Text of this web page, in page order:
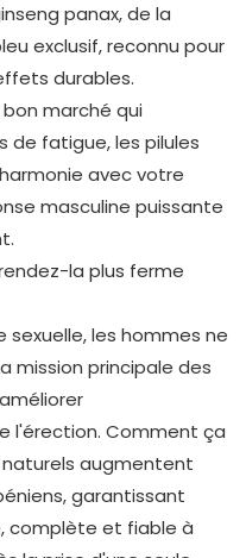
panax, de la
exclusif, reconnu pour
durables.
marché qui
de fatigue, les pilules
avec votre
masculine puissante
la plus ferme
les hommes ne
mission principale des
l'érection. Comment ça
augmentent
garantissant
complète et fiable à